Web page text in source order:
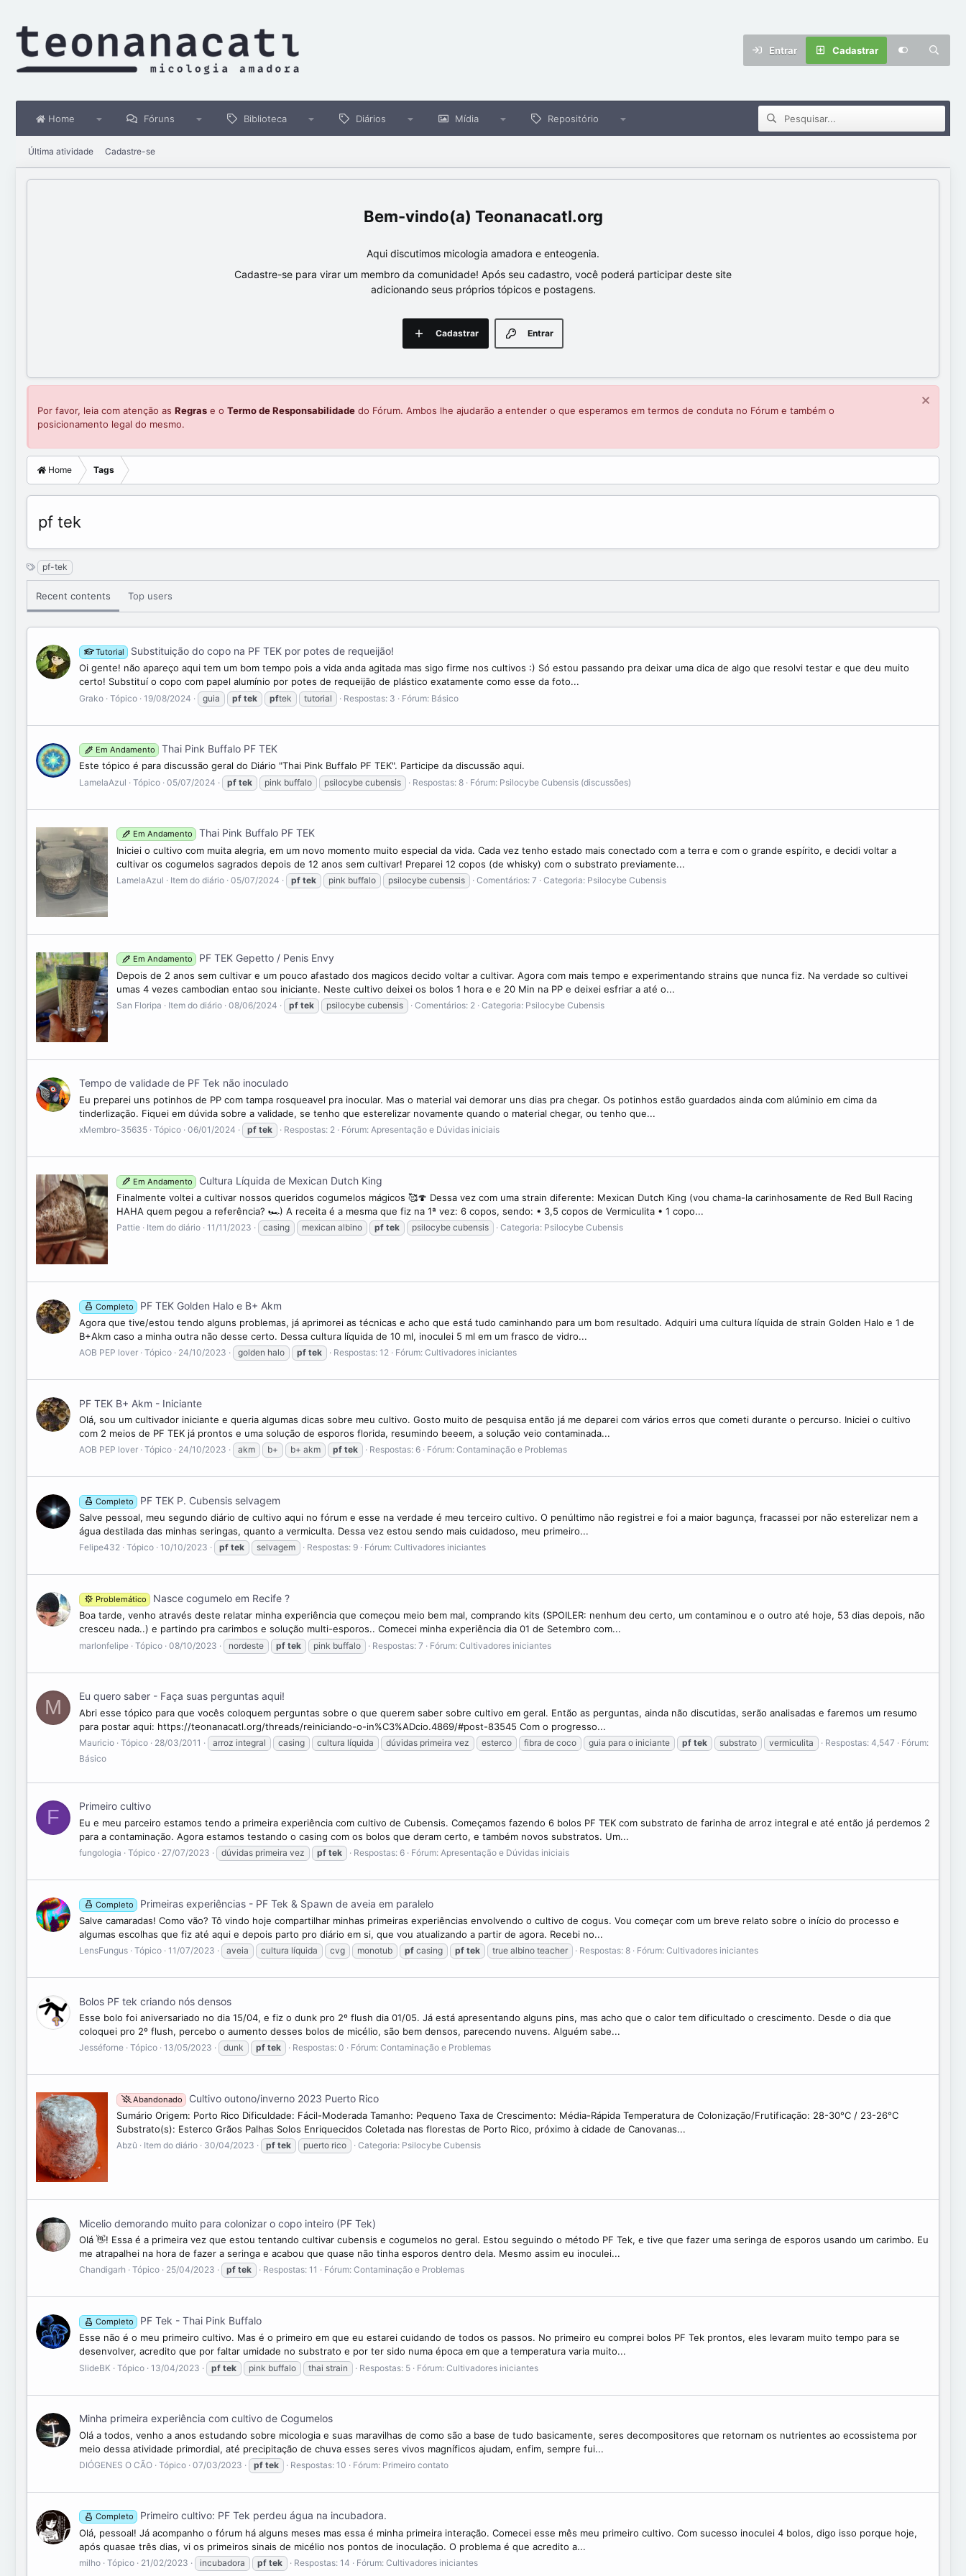
Entrar Cadastrar
Home Fóruns Biblioteca Diários Mídia Repositório
Última atividade Cadastre-se
Teonanacatl.org
Aqui discutimos micologia amadora e enteogenia.
Cadastre-se para virar um membro da comunidade! Após seu cadastro, você poderá participar deste site
adicionando seus próprios tópicos e postagens.
Entrar
Cadastrar
Por favor, leia com atenção as Regras e o Termo de Responsabilidade do Fórum. Ambos lhe ajudarão a entender o que esperamos em termos de conduta no Fórum e também o
posicionamento legal do mesmo.
Home Tags
pf tek
S
y
n
y
s
pf-tek
Recent contents Top users
Tutorial Substituição do copo na PF TEK por potes de requeijão!
Oi gente! não apareço aqui tem um bom tempo pois a vida anda agitada mas sigo firme nos cultivos :) Só estou passando pra deixar uma dica de algo que resolvi testar e que deu muito
certo! Substituí o copo com papel alumínio por potes de requeijão de plástico exatamente como esse da foto...
Grako Tópico 19/08/2024 guia pf tek pftek tutorial Respostas: 3 Fórum: Básico
Em Andamento Thai Pink Buffalo PF TEK
Este tópico é para discussão geral do Diário "Thai Pink Buffalo PF TEK". Participe da discussão aqui.
LamelaAzul Tópico 05/07/2024 pf tek pink buffalo psilocybe cubensis Respostas: 8 Fórum: Psilocybe Cubensis (discussões)
Em Andamento Thai Pink Buffalo PF TEK
Iniciei o cultivo com muita alegria, em um novo momento muito especial da vida. Cada vez tenho estado mais conectado com a terra e com o grande espírito, e decidi voltar a
cultivar os cogumelos sagrados depois de 12 anos sem cultivar! Preparei 12 copos (de whisky) com o substrato previamente...
LamelaAzul Item do diário 05/07/2024 pf tek pink buffalo psilocybe cubensis Comentários: 7 Categoria: Psilocybe Cubensis
Em Andamento PF TEK Gepetto / Penis Envy
Depois de 2 anos sem cultivar e um pouco afastado dos magicos decido voltar a cultivar. Agora com mais tempo e experimentando strains que nunca fiz. Na verdade so cultivei
umas 4 vezes cambodian entao sou iniciante. Neste cultivo deixei os bolos 1 hora e e 20 Min na PP e deixei esfriar a até o...
San Floripa Item do diário 08/06/2024 pf tek psilocybe cubensis Comentários: 2 Categoria: Psilocybe Cubensis
Tempo de validade de PF Tek não inoculado
Eu preparei uns potinhos de PP com tampa rosqueavel pra inocular. Mas o material vai demorar uns dias pra chegar. Os potinhos estão guardados ainda com alúminio em cima da
tinderlização. Fiquei em dúvida sobre a validade, se tenho que esterelizar novamente quando o material chegar, ou tenho que...
xMembro-35635 Tópico 06/01/2024 pf tek Respostas: 2 Fórum: Apresentação e Dúvidas iniciais
Em Andamento Cultura Líquida de Mexican Dutch King
Finalmente voltei a cultivar nossos queridos cogumelos mágicos 🥰🍄 Dessa vez com uma strain diferente: Mexican Dutch King (vou chama-la carinhosamente de Red Bull Racing
HAHA quem pegou a referência? 🏎) A receita é a mesma que fiz na 1ª vez: 6 copos, sendo: • 3,5 copos de Vermiculita • 1 copo...
Pattie Item do diário 11/11/2023 casing mexican albino pf tek psilocybe cubensis Categoria: Psilocybe Cubensis
Completo PF TEK Golden Halo e B+ Akm
Agora que tive/estou tendo alguns problemas, já aprimorei as técnicas e acho que está tudo caminhando para um bom resultado. Adquiri uma cultura líquida de strain Golden Halo e 1 de
B+Akm caso a minha outra não desse certo. Dessa cultura líquida de 10 ml, inoculei 5 ml em um frasco de vidro...
AOB PEP lover Tópico 24/10/2023 golden halo pf tek Respostas: 12 Fórum: Cultivadores iniciantes
PF TEK B+ Akm - Iniciante
Olá, sou um cultivador iniciante e queria algumas dicas sobre meu cultivo. Gosto muito de pesquisa então já me deparei com vários erros que cometi durante o percurso. Iniciei o cultivo
com 2 meios de PF TEK já prontos e uma solução de esporos florida, resumindo beeem, a solução veio contaminada...
AOB PEP lover Tópico 24/10/2023 akm b+ b+ akm pf tek Respostas: 6 Fórum: Contaminação e Problemas
Completo PF TEK P. Cubensis selvagem
Salve pessoal, meu segundo diário de cultivo aqui no fórum e esse na verdade é meu terceiro cultivo. O penúltimo não registrei e foi a maior bagunça, fracassei por não esterelizar nem a
água destilada das minhas seringas, quanto a vermiculta. Dessa vez estou sendo mais cuidadoso, meu primeiro...
Felipe432 Tópico 10/10/2023 pf tek selvagem Respostas: 9 Fórum: Cultivadores iniciantes
Problemático Nasce cogumelo em Recife ?
Boa tarde, venho através deste relatar minha experiência que começou meio bem mal, comprando kits (SPOILER: nenhum deu certo, um contaminou e o outro até hoje, 53 dias depois, não
cresceu nada..) e partindo pra carimbos e solução multi-esporos.. Comecei minha experiência dia 01 de Setembro com...
marlonfelipe Tópico 08/10/2023 nordeste pf tek pink buffalo Respostas: 7 Fórum: Cultivadores iniciantes
M Eu quero saber - Faça suas perguntas aqui!
Abri esse tópico para que vocês coloquem perguntas sobre o que querem saber sobre cultivo em geral. Então as perguntas, ainda não discutidas, serão analisadas e faremos um resumo
para postar aqui: https://teonanacatl.org/threads/reiniciando-o-in%C3%ADcio.4869/#post-83545 Com o progresso...
Mauricio Tópico 28/03/2011 arroz integral casing cultura líquida dúvidas primeira vez esterco fibra de coco guia para o iniciante pf tek substrato vermiculita Respostas: 4,547
Fórum:
Básico
F Primeiro cultivo
Eu e meu parceiro estamos tendo a primeira experiência com cultivo de Cubensis. Começamos fazendo 6 bolos PF TEK com substrato de farinha de arroz integral e até então já perdemos 2
para a contaminação. Agora estamos testando o casing com os bolos que deram certo, e também novos substratos. Um...
fungologia Tópico 27/07/2023 dúvidas primeira vez pf tek Respostas: 6 Fórum: Apresentação e Dúvidas iniciais
Completo Primeiras experiências - PF Tek & Spawn de aveia em paralelo
Salve camaradas! Como vão? Tô vindo hoje compartilhar minhas primeiras experiências envolvendo o cultivo de cogus. Vou começar com um breve relato sobre o início do processo e
algumas escolhas que fiz até aqui e depois parto pro diário em si, que vou atualizando a partir de agora. Recebi no...
LensFungus Tópico 11/07/2023 aveia cultura líquida cvg monotub pf casing pf tek true albino teacher Respostas: 8 Fórum: Cultivadores iniciantes
Bolos PF tek criando nós densos
Esse bolo foi aniversariado no dia 15/04, e fiz o dunk pro 2º flush dia 01/05. Já está apresentando alguns pins, mas acho que o calor tem dificultado o crescimento. Desde o dia que
coloquei pro 2º flush, percebo o aumento desses bolos de micélio, são bem densos, parecendo nuvens. Alguém sabe...
Jesséforne Tópico 13/05/2023 dunk pf tek Respostas: 0 Fórum: Contaminação e Problemas
Abandonado Cultivo outono/inverno 2023 Puerto Rico
Sumário Origem: Porto Rico Dificuldade: Fácil-Moderada Tamanho: Pequeno Taxa de Crescimento: Média-Rápida Temperatura de Colonização/Frutificação: 28-30°C / 23-26°C
Substrato(s): Esterco Grãos Palhas Solos Enriquecidos Coletada nas florestas de Porto Rico, próximo à cidade de Canovanas...
Abzû Item do diário 30/04/2023 pf tek puerto rico Categoria: Psilocybe Cubensis
Micelio demorando muito para colonizar o copo inteiro (PF Tek)
Olá 👋! Essa é a primeira vez que estou tentando cultivar cubensis e cogumelos no geral. Estou seguindo o método PF Tek, e tive que fazer uma seringa de esporos usando um carimbo. Eu
me atrapalhei na hora de fazer a seringa e acabou que quase não tinha esporos dentro dela. Mesmo assim eu inoculei...
Chandigarh Tópico 25/04/2023 pf tek Respostas: 11 Fórum: Contaminação e Problemas
Completo PF Tek - Thai Pink Buffalo
Esse não é o meu primeiro cultivo. Mas é o primeiro em que eu estarei cuidando de todos os passos. No primeiro eu comprei bolos PF Tek prontos, eles levaram muito tempo para se
desenvolver, acredito que por faltar umidade no substrato e por ter sido numa época em que a temperatura varia muito...
SlideBK Tópico 13/04/2023 pf tek pink buffalo thai strain Respostas: 5 Fórum: Cultivadores iniciantes
Minha primeira experiência com cultivo de Cogumelos
Olá a todos, venho a anos estudando sobre micologia e suas maravilhas de como são a base de tudo basicamente, seres decompositores que retornam os nutrientes ao ecossistema por
meio dessa atividade primordial, até precipitação de chuva esses seres vivos magníficos ajudam, enfim, sempre fui...
DIÓGENES O CÃO Tópico 07/03/2023 pf tek Respostas: 10 Fórum: Primeiro contato
Completo Primeiro cultivo: PF Tek perdeu água na incubadora.
Olá, pessoal! Já acompanho o fórum há alguns meses mas essa é minha primeira interação. Comecei esse mês meu primeiro cultivo. Com sucesso inoculei 4 bolos, digo isso porque hoje,
após quasae três dias, vi os primeiros sinais de micélio nos pontos de inoculação. O problema é que acredito a...
milho Tópico 21/02/2023 incubadora pf tek Respostas: 14 Fórum: Cultivadores iniciantes